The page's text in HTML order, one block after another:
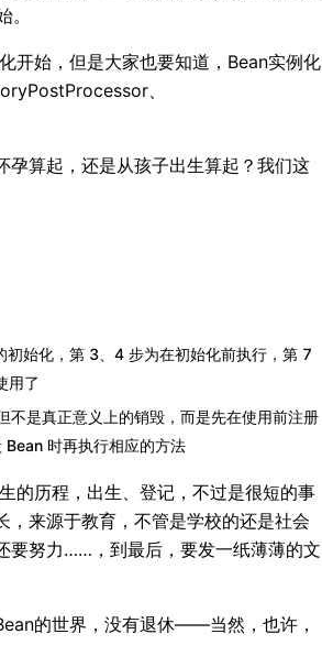
开始，但是大家也要知道，Bean实例化
、
孕算起，还是从孩子出生算起？我们这
始化，第 3、4 步为在初始化前执行，第 7
用了
不是真正意义上的销毁，而是先在使用前注册
时再执行相应的方法
的历程，出生、登记，不过是很短的事
来源于教育，不管是学校的还是社会
要努力……，到最后，要发一纸薄薄的文
的世界，没有退休——当然，也许，